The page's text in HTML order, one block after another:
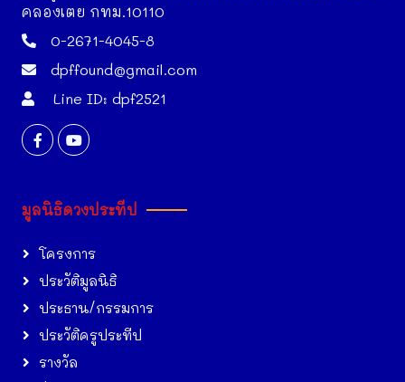
คลองเตย กทม.10110
0-2671-4045-8
dpffound@gmail.com
Line ID: dpf2521
มูลนิธิดวงประทีป
โครงการ
ประวัติมูลนิธิ
ประธาน/กรรมการ
ประวัติครูประทีป
รางวัล